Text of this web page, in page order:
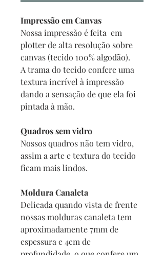
Impressão em Canvas
Nossa impressão é feita em
plotter de alta resolução sobre
canvas (tecido 100% algodão).
A trama do tecido confere uma
textura incrível à impressão
dando a sensação de que ela foi
pintada à mão.
Quadros sem vidro
Nossos quadros não tem vidro,
assim a arte e textura do tecido
ficam mais lindos.
Moldura Canaleta
Delicada quando vista de frente
nossas molduras canaleta tem
aproximadamente 7mm de
espessura e 4cm de